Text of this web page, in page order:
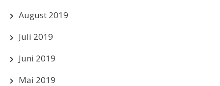
August 2019
Juli 2019
Juni 2019
Mai 2019